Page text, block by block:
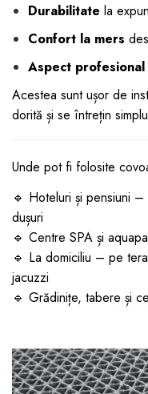
Durabilitate la
Confort la mers
Aspect profesional
Acestea sunt ușor de
dorită și se întrețin
Unde pot fi folosite
🔹 Hoteluri și pensiuni
dușuri
🔹 Centre SPA și
🔹 La domiciliu – pe
jacuzzi
🔹 Grădinițe, tabere și